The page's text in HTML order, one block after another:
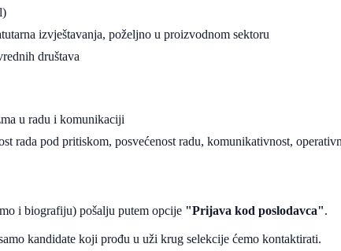
izvještavanja, poželjno u proizvodnom sektoru
društava
u radu i komunikaciji
rada pod pritiskom, posvećenost radu, komunikativnost,
i biografiju) pošalju putem opcije "Prijava kod poslodavca".
kandidate koji prođu u uži krug selekcije ćemo kontaktirati.